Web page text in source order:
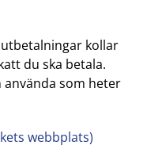
kollar
du ska betala.
som heter
webbplats)